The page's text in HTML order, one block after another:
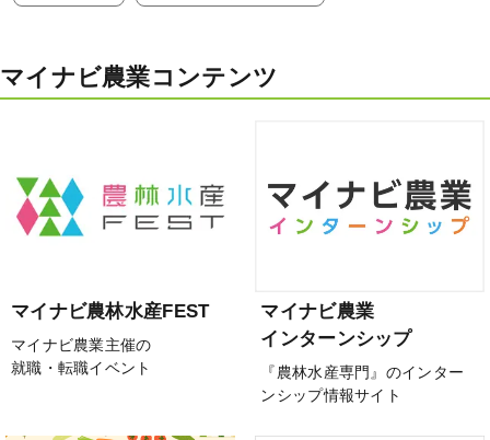
マイナビ農業コンテンツ
マイナビ農林水産FEST
マイナビ農業主催の
就職・転職イベント
マイナビ農業
インターンシップ
『農林水産専門』のインター
ンシップ情報サイト